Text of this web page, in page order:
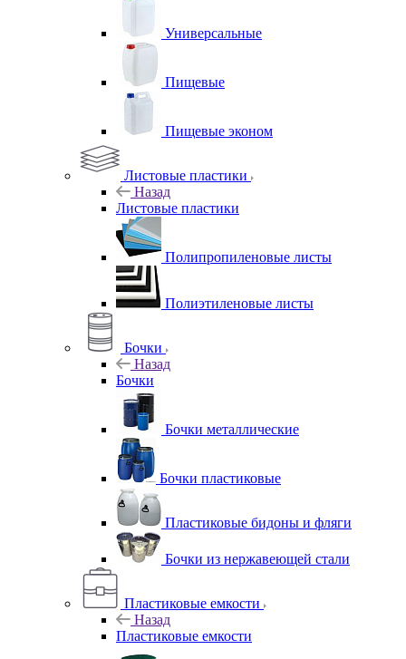
Универсальные
Пищевые
Пищевые эконом
Листовые пластики
Назад
Листовые пластики
Полипропиленовые листы
Полиэтиленовые листы
Бочки
Назад
Бочки
Бочки металлические
Бочки пластиковые
Пластиковые бидоны и фляги
Бочки из нержавеющей стали
Пластиковые емкости
Назад
Пластиковые емкости